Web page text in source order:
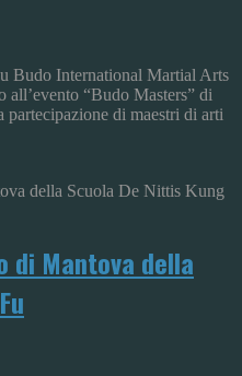
Budo International Martial Arts
all’evento “Budo Masters” di
di maestri di arti
di Mantova della